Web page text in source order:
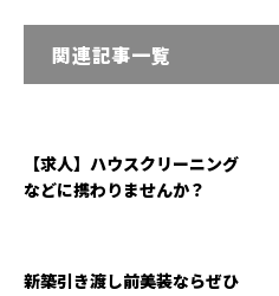
関連記事一覧
【求人】ハウスクリーニング
などに携わりませんか？
新築引き渡し前美装ならぜひ